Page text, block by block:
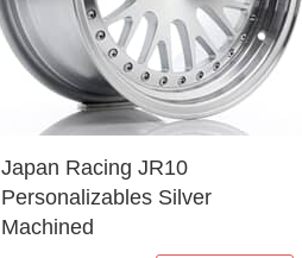
Japan Racing JR10
Personalizables Silver
Machined